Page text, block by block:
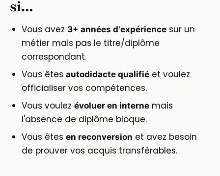
si…
Vous avez 3+ années d'expérience sur un
métier mais pas le titre/diplôme
correspondant.
Vous êtes autodidacte qualifié et voulez
officialiser vos compétences.
Vous voulez évoluer en interne mais
l'absence de diplôme bloque.
Vous êtes en reconversion et avez besoin
de prouver vos acquis transférables.